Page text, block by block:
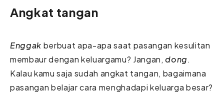
Angkat tangan
Enggak berbuat apa-apa saat pasangan kesulitan
membaur dengan keluargamu? Jangan,dong.
Kalau kamu saja sudah angkat tangan, bagaimana
pasangan belajar cara menghadapi keluarga besar?